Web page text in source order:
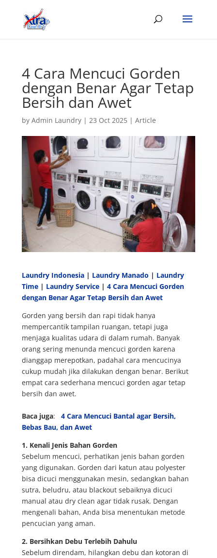
4 Cara Mencuci Gorden
dengan Benar Agar Tetap
Bersih dan Awet
by Admin Laundry| 23 Oct 2025| Article
Laundry Indonesia| Laundry Manado | Laundry
Time| Laundry Service| 4 Cara Mencuci Gorden
dengan Benar Agar Tetap Bersih dan Awet
Gorden yang bersih dan rapi tidak hanya
mempercantik tampilan ruangan, tetapi juga
menjaga kualitas udara di dalam rumah. Banyak
orang sering menunda mencuci gorden karena
dianggap merepotkan, padahal cara mencucinya
cukup mudah jika dilakukan dengan benar. Berikut
empat cara sederhana mencuci gorden agar tetap
bersih dan awet.
Baca juga:
4 Cara Mencuci Bantal agar Bersih,
Bebas Bau, dan Awet
1. Kenali Jenis Bahan Gorden
Sebelum mencuci, perhatikan jenis bahan gorden
yang digunakan. Gorden dari katun atau polyester
bisa dicuci menggunakan mesin, sedangkan bahan
sutra, beludru, atau blackout sebaiknya dicuci
manual atau dry clean agar tidak rusak. Dengan
mengenali bahan, Anda bisa menentukan metode
pencucian yang aman.
2. Bersihkan Debu Terlebih Dahulu
Sebelum direndam, hilangkan debu dan kotoran di